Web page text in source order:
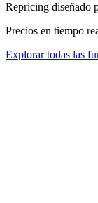
Repricing diseñado
Precios en tiempo
Explorar todas las